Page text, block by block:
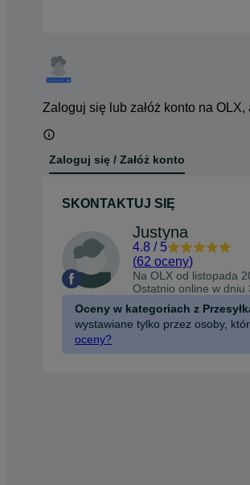
Zaloguj się lub załóż konto na
Zaloguj się / Załóż konto
SKONTAKTUJ SIĘ
Justyna
4.8 / 5
(62 oceny)
Na OLX od listopada
Ostatnio online w dniu
Oceny w kategoriach z
wystawiane tylko przez osoby,
oceny?